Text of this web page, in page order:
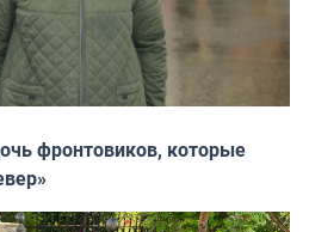
фронтовиков, которые